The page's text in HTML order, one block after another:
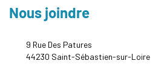
Nous joindre
9 Rue Des Patures
44230 Saint-Sébastien-sur-Loire